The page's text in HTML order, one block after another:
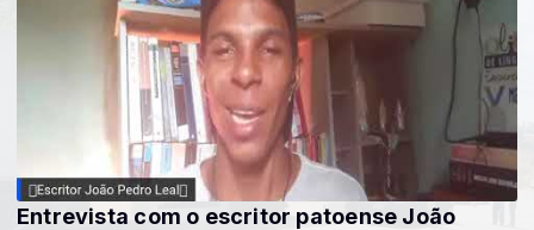
Entrevista com o escritor patoense João